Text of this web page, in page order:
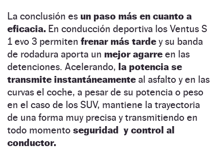
La conclusión es un paso más en cuanto a
eficacia. En conducción deportiva los Ventus S
1 evo 3 permiten frenar más tarde y su banda
de rodadura aporta un mejor agarre en las
detenciones. Acelerando, la potencia se
transmite instantáneamente al asfalto y en las
curvas el coche, a pesar de su potencia o peso
en el caso de los SUV, mantiene la trayectoria
de una forma muy precisa y transmitiendo en
todo momento seguridad y control al
conductor.